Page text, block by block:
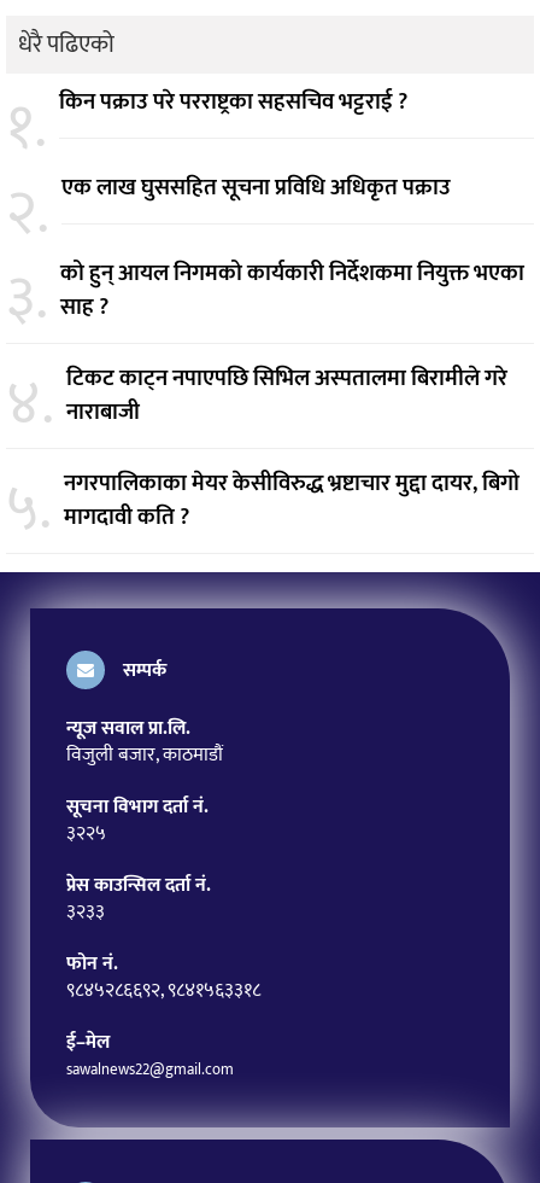
धेरै पढिएको
१. किन पक्राउ परे परराष्ट्रका सहसचिव भट्टराई ?
२. एक लाख घुससहित सूचना प्रविधि अधिकृत पक्राउ
३. को हुन् आयल निगमको कार्यकारी निर्देशकमा नियुक्त भएका
साह ?
४. टिकट काट्न नपाएपछि सिभिल अस्पतालमा बिरामीले गरे
नाराबाजी
५. नगरपालिकाका मेयर केसीविरुद्ध भ्रष्टाचार मुद्दा दायर, बिगो
मागदावी कति ?
सम्पर्क
न्यूज सवाल प्रा.लि.
विजुली बजार, काठमाडौं
सूचना विभाग दर्ता नं.
३२२५
प्रेस काउन्सिल दर्ता नं.
३२३३
फोन नं.
९८४५२८६६९२, ९८४१५६३३१८
ई–मेल
sawalnews22@gmail.com